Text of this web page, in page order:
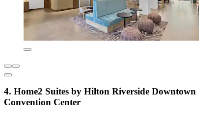
4. Home2 Suites by Hilton Riverside Downtown
Convention Center